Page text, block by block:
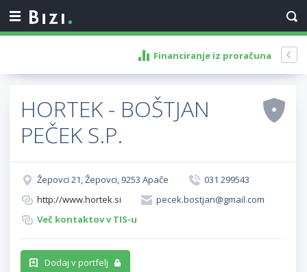
Financiranje iz proračuna
HORTEK - BOŠTJAN
PEČEK S.P.
Žepovci 21, Žepovci, 9253 Apače
031 299543
http://www.hortek.si
pecek.bostjan@gmail.com
Več kontaktov v TIS-u
Dodaj v portfelj